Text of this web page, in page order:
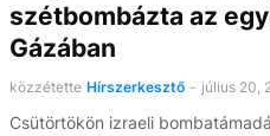
szétbombázta az
Gázában
közzétette Hírszerkesztő - július 20,
Csütörtökön izraeli